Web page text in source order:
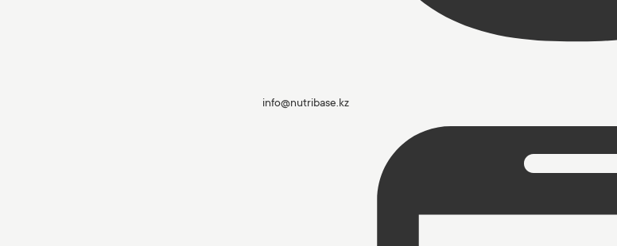
info@nutribase.kz